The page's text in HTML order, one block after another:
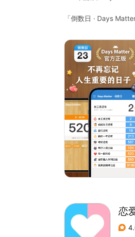
「倒数日 · Days
=主要功能=
· 万年支持：支持从
· 农历支持：支持从
· 云端同步：你的重要
· 支持添加桌面挂件
· 支持自定义背景，颜
· 支持存为海报图片分
· 倒数本 &amp; 小倒
· 100+ 精美图标
· 历史上的今天
· 日期计算器
· 高级功能：密码保护
「iDaily · 每日科技」荣
权利声明：「倒数日
恋